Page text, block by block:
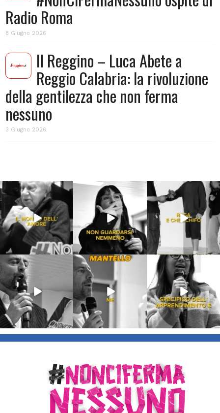
Radio Roma
8 Giugno 2026
Il Reggino – Luca Abete a
Reggio Calabria: la rivoluzione
della gentilezza che non ferma
nessuno
3 Giugno 2026
Lug 31
213 4
Lug 16
53 1
Lug 13
199 10
Lug 9
54
Giu 21 Giu 18
871